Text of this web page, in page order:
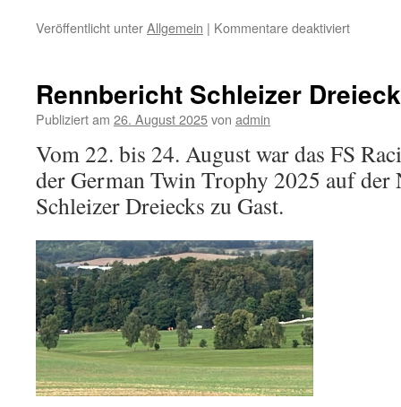
Veröffentlicht unterAllgemein | Kommentare deaktiviertfür
Twin
Rennbericht Schleizer Dreieck
Publiziert am 26. August 2025von admin
Vom 22. bis 24. August war das FS
der German Twin Trophy 2025 auf der
Schleizer Dreiecks zu Gast.